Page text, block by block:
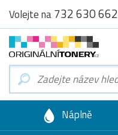
Volejte na732 630 662
Náplně